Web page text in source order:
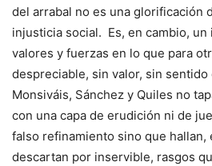
del arrabal no es una glorificación
injusticia social. Es, en cambio,
valores y fuerzas en lo que para
despreciable, sin valor, sin
Monsiváis, Sánchez y Quiles no
con una capa de erudición ni de
falso refinamiento sino que hallan,
descartan por inservible, rasgos